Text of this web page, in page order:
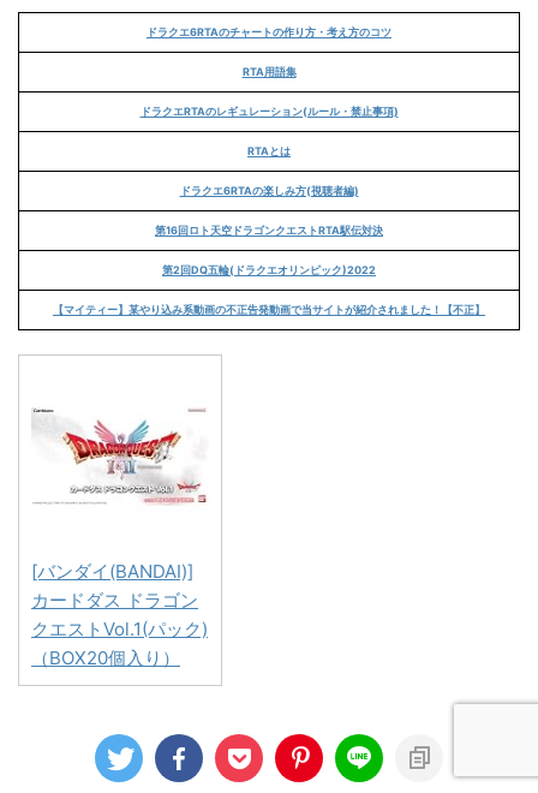
ドラクエ6RTAのチャートの作り方・考え方のコツ
RTA用語集
ドラクエRTAのレギュレーション(ルール・禁止事項)
RTAとは
ドラクエ6RTAの楽しみ方(視聴者編)
第16回ロト天空ドラゴンクエストRTA駅伝対決
第2回DQ五輪(ドラクエオリンピック)2022
【マイティー】某やり込み系動画の不正告発動画で当サイトが紹介されました！【不正】
[バンダイ(BANDAI)]
カードダス ドラゴン
クエストVol.1(パック)
（BOX20個入り）